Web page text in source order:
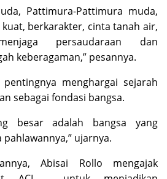
Pattimura-Pattimura muda,
berkarakter, cinta tanah air,
persaudaraan dan
keberagaman,” pesannya.
menghargai sejarah
sebagai fondasi bangsa.
besar adalah bangsa yang
ujarnya.
Abisai Rollo mengajak